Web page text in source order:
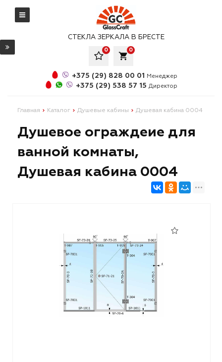
СТЕКЛА ЗЕРКАЛА В БРЕСТЕ
local_grocery_store
0
0
+375 (29) 828 00 01 Менеджер
+375 (29) 538 57 15 Директор
Главная Каталог Душевые кабины Душевая кабина 0004
Душевое ограждеие для
ванной комнаты,
Душевая кабина 0004